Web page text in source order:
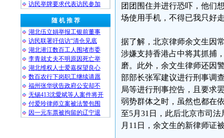
访民举牌要求代表访民参加
随 机 推 荐
湖北伍立娟举报工银前董事
访民联署吁信访“清仓见底
湖北潜江数百工人围堵市委
李青就丈夫不明原因死亡举
湖北维权人士爱嘉探望良心
数百农行下岗职工继续请愿
福州张华状告政府公安却不
无锡413沈愛斌等人案件将开
付爱玲律师立案被法警包围
因一元车票被拘留的辽宁退
团团围住并进行恐吓，他们
场使用手机，不得已我只好
据了解，北京律师余文生因
涉嫌支持香港占中将其抓捕
磨。此外，余文生律师还因
部部长张军建议进行刑事调
局等进行刑事控告，且要求
弱势群体之时，虽然也都在
至5月31日，此后北京市司
月11日，余文生的新律师证